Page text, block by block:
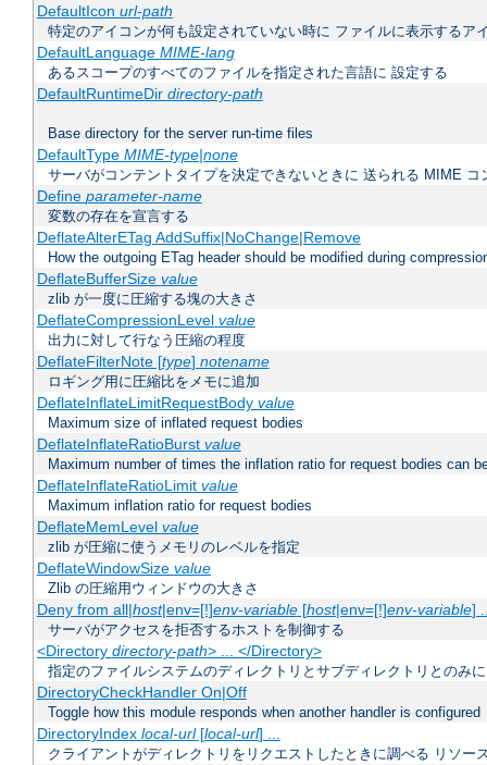
DefaultIcon url-path
特定のアイコンが何も設定されていない時に ファイルに表示するア
DefaultLanguage MIME-lang
あるスコープのすべてのファイルを指定された言語に 設定する
DefaultRuntimeDir directory-path
Base directory for the server run-time files
DefaultType MIME-type|none
サーバがコンテントタイプを決定できないときに 送られる MIME コ
Define parameter-name
変数の存在を宣言する
DeflateAlterETag AddSuffix|NoChange|Remove
How the outgoing ETag header should be modified during
DeflateBufferSize value
zlib が一度に圧縮する塊の大きさ
DeflateCompressionLevel value
出力に対して行なう圧縮の程度
DeflateFilterNote [type] notename
ロギング用に圧縮比をメモに追加
DeflateInflateLimitRequestBody value
Maximum size of inflated request bodies
DeflateInflateRatioBurst value
Maximum number of times the inflation ratio for request bodies can
DeflateInflateRatioLimit value
Maximum inflation ratio for request bodies
DeflateMemLevel value
zlib が圧縮に使うメモリのレベルを指定
DeflateWindowSize value
Zlib の圧縮用ウィンドウの大きさ
Deny from all|host|env=[!]env-variable[host|env=[!]env-variable]
サーバがアクセスを拒否するホストを制御する
<Directory directory-path> ... </Directory>
指定のファイルシステムのディレクトリとサブディレクトリとのみ
DirectoryCheckHandler On|Off
Toggle how this module responds when another handler is configured
DirectoryIndex local-url[local-url] ...
クライアントがディレクトリをリクエストしたときに調べる リソー